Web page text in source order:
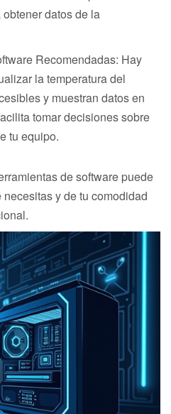
datos de la
Recomendadas: Hay
la temperatura del
y muestran datos en
tomar decisiones sobre
tu equipo.
de software puede
y de tu comodidad